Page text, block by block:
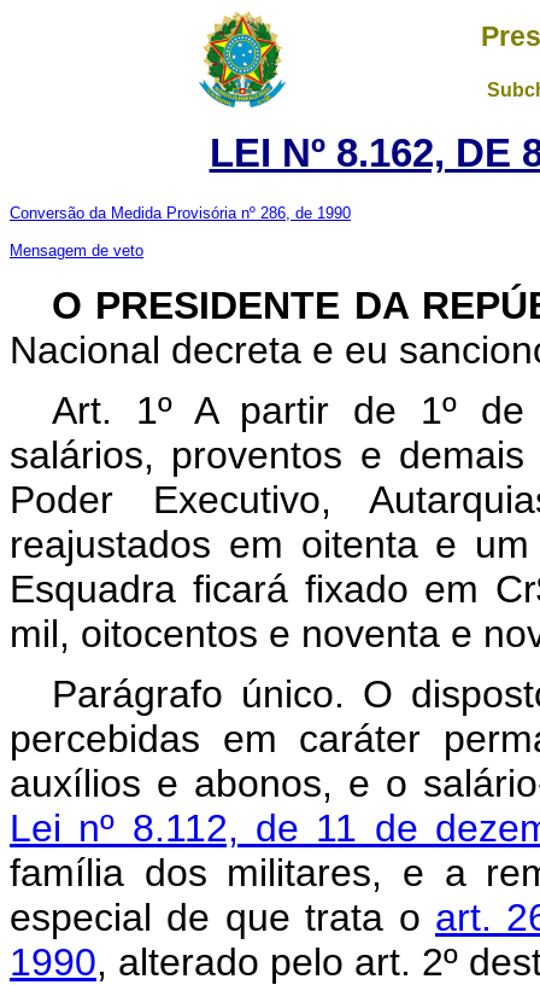
LEI Nº 8.162, DE
Conversão da Medida Provisória nº 286, de 1990
Mensagem de veto
O PRESIDENTE DA
Nacional decreta e eu
Art. 1º A partir de 1º de
salários, proventos e
Poder Executivo,
reajustados em oitenta e
Esquadra ficará fixado em
mil, oitocentos e noventa e
Parágrafo único. O
percebidas em caráter
auxílios e abonos, e o
Lei nº 8.112, de 11 de
família dos militares, e a
especial de que trata o art.
1990, alterado pelo art. 2º